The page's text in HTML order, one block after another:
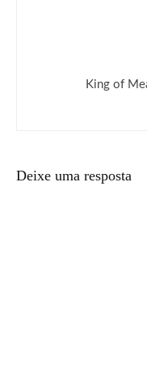
King of
Deixe uma resposta